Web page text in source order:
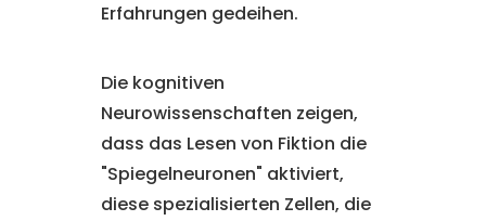
Erfahrungen gedeihen.
Die kognitiven
Neurowissenschaften zeigen,
dass das Lesen von Fiktion die
"Spiegelneuronen" aktiviert,
diese spezialisierten Zellen, die